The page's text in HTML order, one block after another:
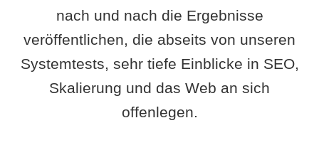
nach und nach die Ergebnisse
veröffentlichen, die abseits von unseren
Systemtests, sehr tiefe Einblicke in SEO,
Skalierung und das Web an sich
offenlegen.